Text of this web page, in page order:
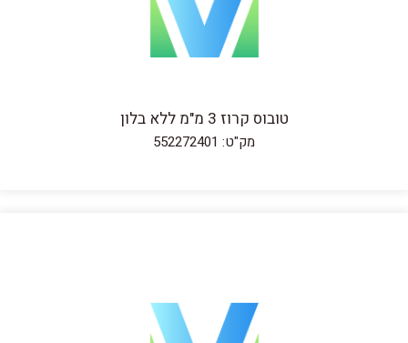
טובוס קרוז 3 מ"מ ללא בלון
מק"ט: 552272401